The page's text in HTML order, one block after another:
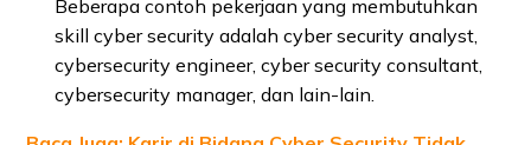
Beberapa contoh pekerjaan yang membutuhkan
skill cyber security adalah cyber security analyst,
cybersecurity engineer, cyber security consultant,
cybersecurity manager, dan lain-lain.